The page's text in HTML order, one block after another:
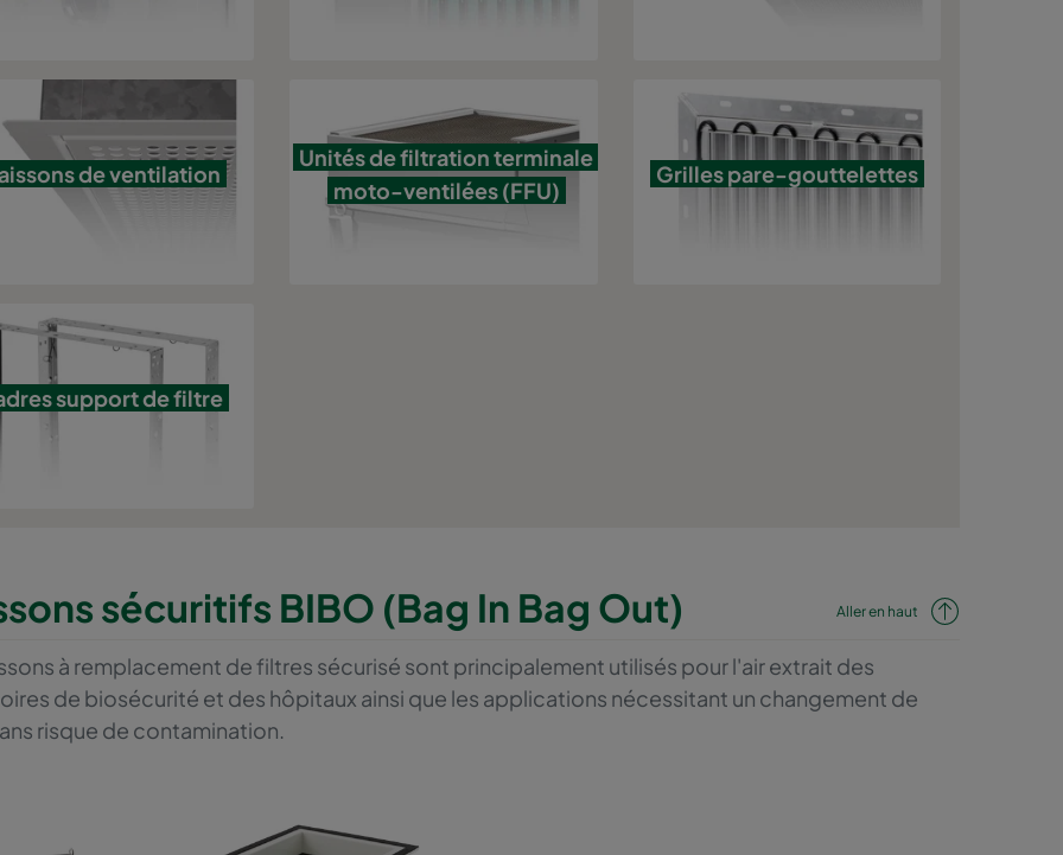
de ventilation
Unités de filtration terminale
moto-ventilées (FFU)
Grilles pare-gouttelettes
support de filtre
sécuritifs BIBO (Bag In Bag Out) Aller en haut
à remplacement de filtres sécurisé sont principalement utilisés pour l'air extrait des
de biosécurité et des hôpitaux ainsi que les applications nécessitant un changement de
risque de contamination.